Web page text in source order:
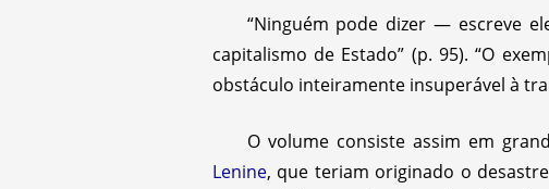
“Ninguém pode dizer — escreve
capitalismo de Estado” (p. 95). “O
obstáculo inteiramente insuperável à
O volume consiste assim em
Lenine, que teriam originado o